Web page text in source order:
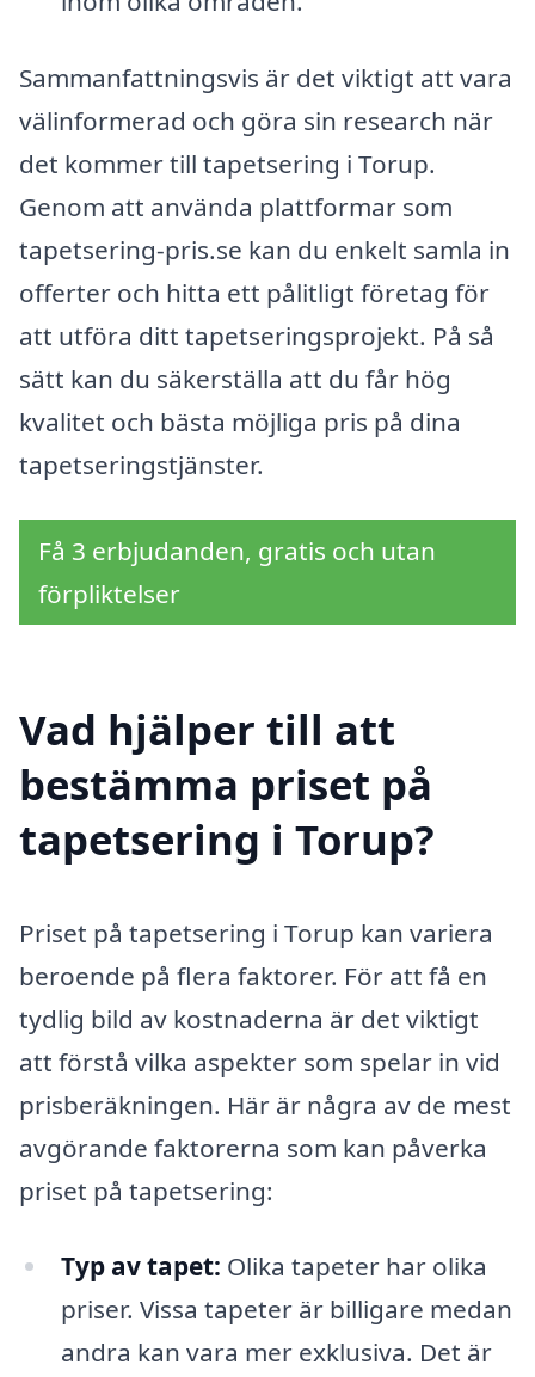
Sammanfattningsvis är det viktigt att vara
välinformerad och göra sin research när
det kommer till tapetsering i Torup.
Genom att använda plattformar som
tapetsering-pris.se kan du enkelt samla in
offerter och hitta ett pålitligt företag för
att utföra ditt tapetseringsprojekt. På så
sätt kan du säkerställa att du får hög
kvalitet och bästa möjliga pris på dina
tapetseringstjänster.
Få 3 erbjudanden, gratis och utan
förpliktelser
Vad hjälper till att
bestämma priset på
tapetsering i Torup?
Priset på tapetsering i Torup kan variera
beroende på flera faktorer. För att få en
tydlig bild av kostnaderna är det viktigt
att förstå vilka aspekter som spelar in vid
prisberäkningen. Här är några av de mest
avgörande faktorerna som kan påverka
priset på tapetsering:
Typ av tapet: Olika tapeter har olika
priser. Vissa tapeter är billigare medan
andra kan vara mer exklusiva. Det är